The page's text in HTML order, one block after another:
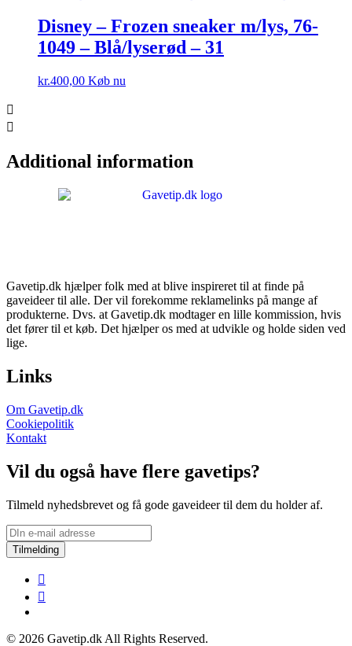
var:
kr.649,00.
er:
kr.454,30.
Disney – Frozen sneaker m/lys, 76-
1049 – Blå/lyserød – 31
kr.400,00 Køb nu
Additional information
Gavetip.dk hjælper folk med at blive inspireret til at finde på
gaveideer til alle. Der vil forekomme reklamelinks på mange af
produkterne. Dvs. at Gavetip.dk modtager en lille kommission, hvis
det fører til et køb. Det hjælper os med at udvikle og holde siden ved
lige.
Links
Om Gavetip.dk
Cookiepolitik
Kontakt
Vil du også have flere gavetips?
Tilmeld nyhedsbrevet og få gode gaveideer til dem du holder af.
Tilmelding
© 2026 Gavetip.dk All Rights Reserved.